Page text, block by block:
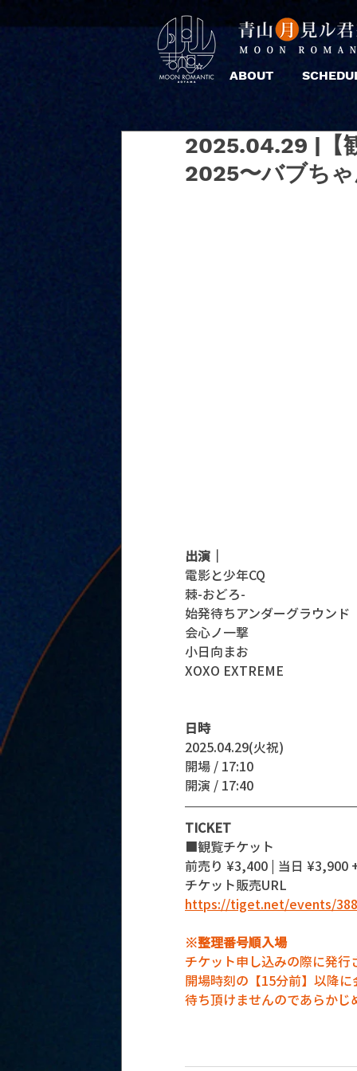
ABOUT
2025.04.29 |【
2025〜バブち
出演｜
電影と少年CQ
棘-おどろ-
始発待ちアンダーグラウンド
会心ノ一撃
小日向まお
XOXO EXTREME
日時
2025.04.29(火祝)
開場 / 17:10
開演 / 17:40
TICKET
■観覧チケット
前売り ¥3,400 | 当日 ¥3,900
チケット販売URL
https://tiget.net/events/
※整理番号順入場
チケット申し込みの際に発
開場時刻の【15分前】以降
待ち頂けませんのであらかじ